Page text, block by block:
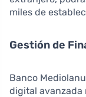
miles de
Gestión de
Banco
digital avanzada